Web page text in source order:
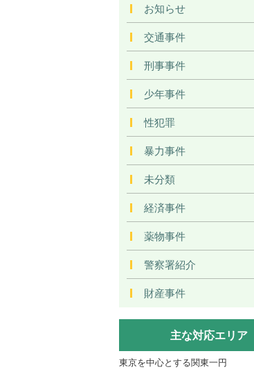
お知らせ
交通事件
刑事事件
少年事件
性犯罪
暴力事件
未分類
経済事件
薬物事件
警察署紹介
財産事件
主な対応エリア
東京を中心とする関東一円